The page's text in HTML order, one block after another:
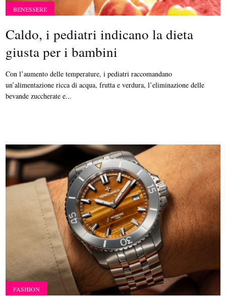
BENESSERE
Caldo, i pediatri indicano la dieta
giusta per i bambini
Con l’aumento delle temperature, i pediatri raccomandano
un’alimentazione ricca di acqua, frutta e verdura, l’eliminazione delle
bevande zuccherate e...
FASHION